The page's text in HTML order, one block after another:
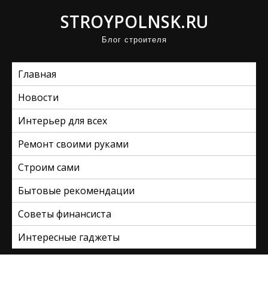
STROYPOLNSK.RU
Блог строителя
Главная
Новости
Интерьер для всех
Ремонт своими руками
Строим сами
Бытовые рекомендации
Советы финансиста
Интересные гаджеты